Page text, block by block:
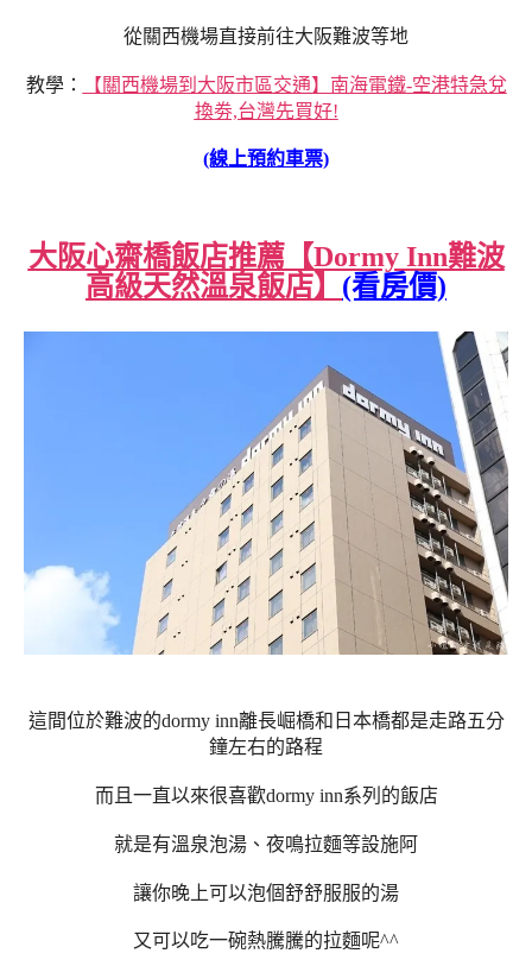
從關西機場直接前往大阪難波等地
教學：
【關西機場到大阪市區交通】南海電鐵-空港特急兌
換劵,台灣先買好!
(線上預約車票)
大阪心齋橋飯店推薦【Dormy Inn難波
高級天然溫泉飯店】 (看房價)
這間位於難波的dormy inn離長崛橋和日本橋都是走路五分
鐘左右的路程
而且一直以來很喜歡dormy inn系列的飯店
就是有溫泉泡湯、夜鳴拉麵等設施阿
讓你晚上可以泡個舒舒服服的湯
又可以吃一碗熱騰騰的拉麵呢^^